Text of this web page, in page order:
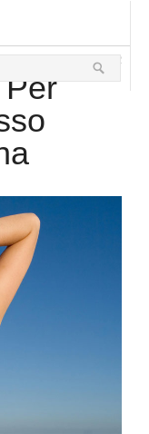
Yoga
Salute
Bellezza
Fitness
Relax
21 Agosto 2012